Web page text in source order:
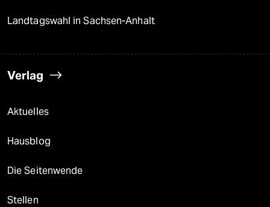
Landtagswahl in Sachsen-Anhalt
Verlag
Aktuelles
Hausblog
Die Seitenwende
Stellen